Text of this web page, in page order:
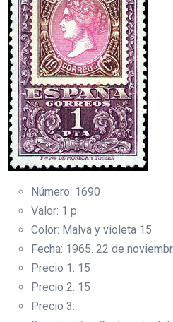
Número: 1690
Valor: 1 p.
Color: Malva y violeta 15
Fecha: 1965. 22 de noviembr.
Precio 1: 15
Precio 2: 15
Precio 3: